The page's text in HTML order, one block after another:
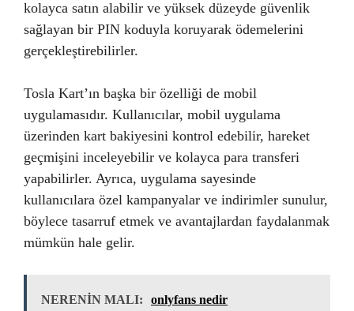
kolayca satın alabilir ve yüksek düzeyde güvenlik
sağlayan bir PIN koduyla koruyarak ödemelerini
gerçekleştirebilirler.
Tosla Kart’ın başka bir özelliği de mobil
uygulamasıdır. Kullanıcılar, mobil uygulama
üzerinden kart bakiyesini kontrol edebilir, hareket
geçmişini inceleyebilir ve kolayca para transferi
yapabilirler. Ayrıca, uygulama sayesinde
kullanıcılara özel kampanyalar ve indirimler sunulur,
böylece tasarruf etmek ve avantajlardan faydalanmak
mümkün hale gelir.
NERENİN MALI: onlyfans nedir